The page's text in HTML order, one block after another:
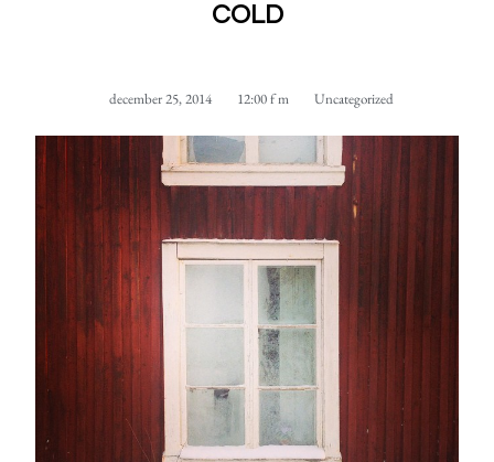
COLD
december 25, 2014 12:00 f m Uncategorized